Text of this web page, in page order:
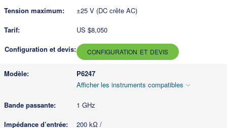
±25 V (DC crête AC)
US $8,050
CONFIGURATION ET DEVIS
P6247
Afficher les instruments compatibles
1 GHz
200 kΩ /